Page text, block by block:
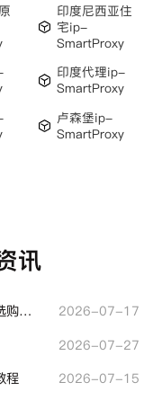
印度尼西亚住
宅ip-
SmartProxy
印度代理ip-
SmartProxy
卢森堡ip-
SmartProxy
讯
海外美国住宅代理IP怎么选？新手避坑选购指南
2026-07-17
2026-07-27
程
2026-07-15